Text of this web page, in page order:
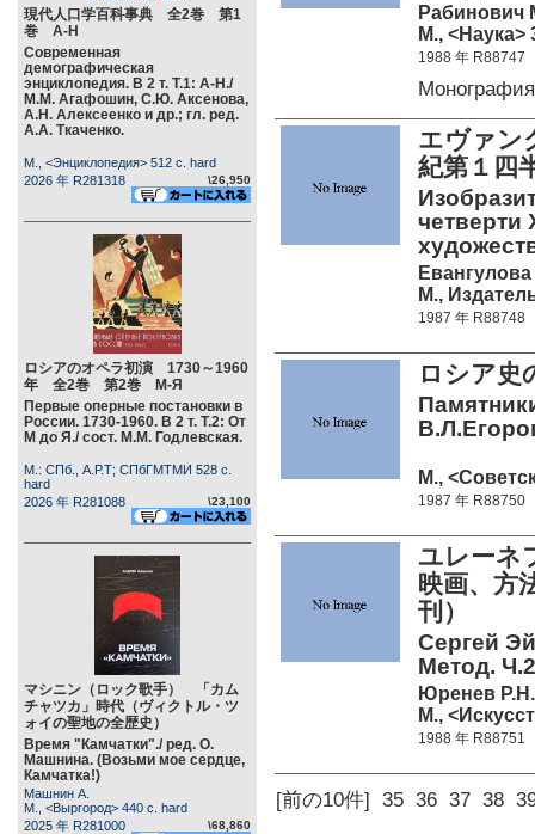
現代人口学百科事典 全2巻 第1
巻 А-Н
Современная
демографическая
энциклопедия. В 2 т. Т.1: А-Н./
М.М. Агафошин, С.Ю. Аксенова,
А.Н. Алексеенко и др.; гл. ред.
А.А. Ткаченко.
М., <Энциклопедия> 512 c. hard
2026 年 R281318
\26,950
ロシアのオペラ初演 1730～1960
年 全2巻 第2巻 М-Я
Первые оперные постановки в
России. 1730-1960. В 2 т. Т.2: От
М до Я./ сост. М.М. Годлевская.
М.: СПб., А.Р.Т; СПбГМТМИ 528 c.
hard
2026 年 R281088
\23,100
マシニン（ロック歌手） 「カム
チャツカ」時代（ヴィクトル・ツ
ォイの聖地の全歴史）
Время "Камчатки"./ ред. О.
Машнина. (Возьми мое сердце,
Камчатка!)
Машнин А.
М., <Выргород> 440 c. hard
2025 年 R281000
\68,860
Рабинович
М., <Наука>
1988 年 R88747
エヴァ
紀第１四
четверти
М.,
1987 年 R88748
ロシア
М.,
1987 年 R88750
ユレー
映画、
刊）
Сергей
Метод.
Юренев Р.Н.
М.,
1988 年 R88751
[前の10件] 35 36 37 38